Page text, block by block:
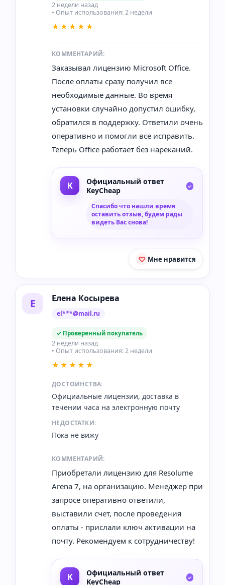
2 недели назад
• Опыт использования: 2 недели
★★★★★
КОММЕНТАРИЙ:
Заказывал лицензию Microsoft Office.
После оплаты сразу получил все
необходимые данные. Во время
установки случайно допустил ошибку,
обратился в поддержку. Ответили очень
оперативно и помогли все исправить.
Теперь Office работает без нареканий.
Официальный ответ
KeyCheap
Спасибо что нашли время
оставить отзыв, будем рады
видеть Вас снова!
Мне нравится
Е Елена Косырева
el***@mail.ru
✓ Проверенный покупатель
2 недели назад
• Опыт использования: 2 недели
★★★★★
ДОСТОИНСТВА:
Официальные лицензии, доставка в
течении часа на электронную почту
НЕДОСТАТКИ:
Пока не вижу
КОММЕНТАРИЙ:
Приобретали лицензию для Resolume
Arena 7, на организацию. Менеджер при
запросе оперативно ответили,
выставили счет, после проведения
оплаты - прислали ключ активации на
почту. Рекомендуем к сотрудничеству!
Официальный ответ
KeyCheap